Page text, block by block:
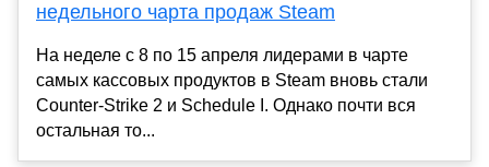
недельного чарта продаж Steam
На неделе с 8 по 15 апреля лидерами в чарте
самых кассовых продуктов в Steam вновь стали
Counter-Strike 2 и Schedule I. Однако почти вся
остальная то...